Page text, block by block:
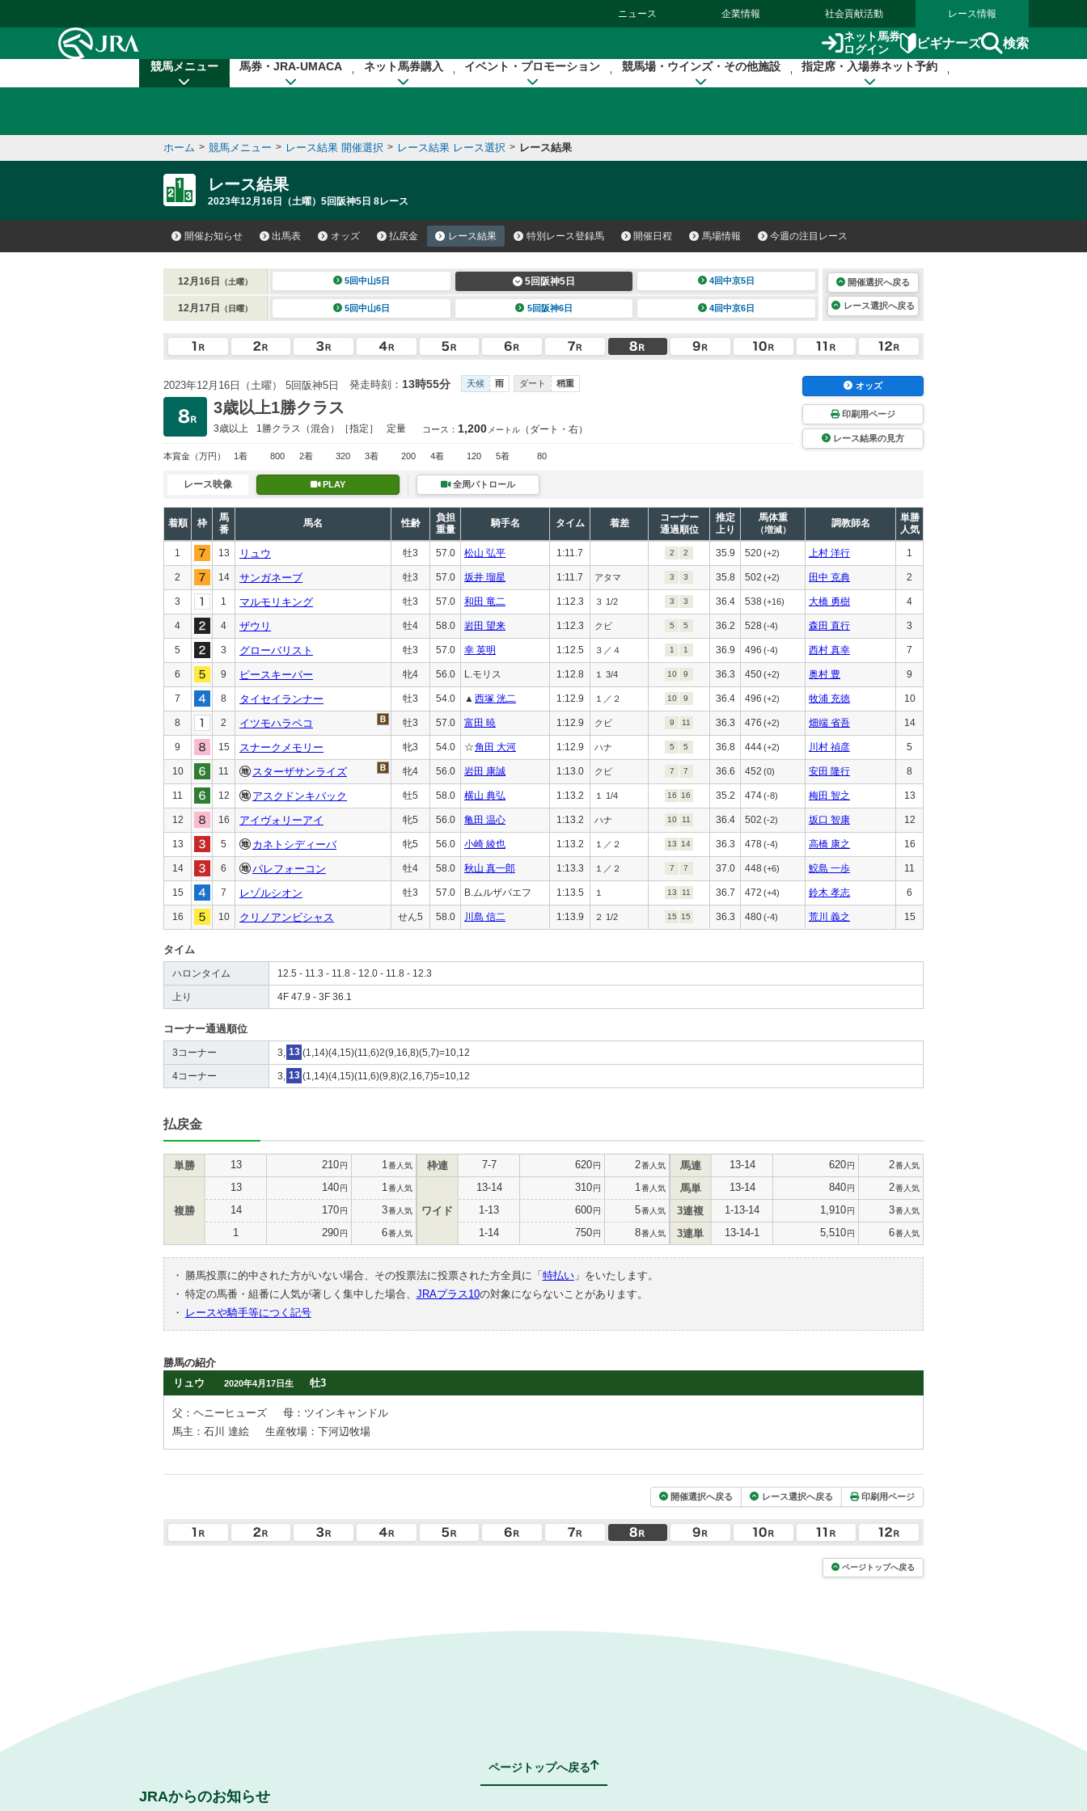
ニュース 企業情報 社会貢献活動 レース情報
ネット馬券
ログイン
ビギナーズ 検索
競馬メニュー 馬券・JRA-UMACA ネット馬券購入 イベント・プロモーション 競馬場・ウインズ・その他施設 指定席・入場券ネット予約
ホーム > 競馬メニュー > レース結果 開催選択 > レース結果 レース選択 > レース結果
レース結果
2023年12月16日（土曜）5回阪神5日 8レース
開催お知らせ 出馬表 オッズ 払戻金 レース結果 特別レース登録馬 開催日程 馬場情報 今週の注目レース
12月16日 （土曜） 5回中山5日 5回阪神5日 4回中京5日
12月17日 （日曜） 5回中山6日 5回阪神6日 4回中京6日
開催選択へ戻る
レース選択へ戻る
2023年12月16日（土曜） 5回阪神5日 発走時刻： 13時55分 天候 雨 ダート 稍重
3歳以上1勝クラス
3歳以上 1勝クラス （混合）［指定］ 定量 コース： 1,200 メートル （ダート・右）
本賞金 （万円） 1着 800 2着 320 3着 200 4着 120 5着 80
オッズ
印刷用ページ
レース結果の見方
レース映像 PLAY 全周パトロール
着順 枠
馬
番
馬名 性齢
負担
重量
騎手名 タイム 着差
コーナー
通過順位
推定
上り
馬体重
（増減）
調教師名
単勝
人気
1 13 リュウ 牡3 57.0 松山 弘平 1:11.7 2 2 35.9 520(+2) 上村 洋行 1
2 14 サンガネーブ 牡3 57.0 坂井 瑠星 1:11.7 アタマ 3 3 35.8 502 (+2) 田中 克典 2
3 1 マルモリキング 牡3 57.0 和田 竜二 1:12.3 ３ 1/2 3 3 36.4 538(+16) 大橋 勇樹 4
4 4 ザウリ 牡4 58.0 岩田 望来 1:12.3 クビ 5 5 36.2 528 (-4) 森田 直行 3
5 3 グローバリスト 牡3 57.0 幸 英明 1:12.5 ３／４ 1 1 36.9 496 (-4) 西村 真幸 7
6 9 ピースキーパー 牝4 56.0 L.モリス 1:12.8 １ 3/4 10 9 36.3 450(+2) 奥村 豊 9
7 8 タイセイランナー 牡3 54.0 ▲ 西塚 洸二 1:12.9 １／２ 10 9 36.4 496 (+2) 牧浦 充徳 10
8 2 イツモハラペコ 牡3 57.0 富田 暁 1:12.9 クビ 9 11 36.3 476 (+2) 畑端 省吾 14
9 15 スナークメモリー 牝3 54.0 ☆角田 大河 1:12.9 ハナ 5 5 36.8 444(+2) 川村 禎彦 5
10 11 スターザサンライズ 牝4 56.0 岩田 康誠 1:13.0 クビ 7 7 36.6 452 (0) 安田 隆行 8
11 12 アスクドンキバック 牡5 58.0 横山 典弘 1:13.2 １ 1/4 16 16 35.2 474(-8) 梅田 智之 13
12 16 アイヴォリーアイ 牝5 56.0 亀田 温心 1:13.2 ハナ 10 11 36.4 502 (-2) 坂口 智康 12
13 5 カネトシディーバ 牝5 56.0 小崎 綾也 1:13.2 １／２ 13 14 36.3 478(-4) 高橋 康之 16
14 6 パレフォーコン 牡4 58.0 秋山 真一郎 1:13.3 １／２ 7 7 37.0 448 (+6) 鮫島 一歩 11
15 7 レゾルシオン 牡3 57.0 B.ムルザバエフ 1:13.5 １ 13 11 36.7 472 (+4) 鈴木 孝志 6
16 10 クリノアンビシャス せん5 58.0 川島 信二 1:13.9 ２ 1/2 15 15 36.3 480(-4) 荒川 義之 15
タイム
ハロンタイム 12.5 - 11.3 - 11.8 - 12.0 - 11.8 - 12.3
上り 4F 47.9 - 3F 36.1
コーナー通過順位
3コーナー 3, 13 (1,14)(4,15)(11,6)2(9,16,8)(5,7)=10,12
4コーナー 3, 13 (1,14)(4,15)(11,6)(9,8)(2,16,7)5=10,12
払戻金
単勝 13 210円 1 番人気
複勝
13 140円 1 番人気
14 170円 3番人気
1 290円 6番人気
枠連 7-7 620円 2番人気
ワイド
13-14 310円 1 番人気
1-13 600円 5番人気
1-14 750円 8番人気
馬連 13-14 620円 2番人気
馬単 13-14 840円 2番人気
3連複 1-13-14 1,910円 3番人気
3連単 13-14-1 5,510円 6番人気
・ 勝馬投票に的中された方がいない場合、その投票法に投票された方全員に「 特払い」をいたします。
・ 特定の馬番・組番に人気が著しく集中した場合、 JRAプラス10の対象にならないことがあります。
・
レースや騎手等につく記号
勝馬の紹介
リュウ
2020年4月17日生 牡3
父：ヘニーヒューズ
母：ツインキャンドル
馬主：石川 達絵
生産牧場：下河辺牧場
開催選択へ戻る レース選択へ戻る 印刷用ページ
ページトップへ戻る
ページトップへ戻る
JRAからのお知らせ